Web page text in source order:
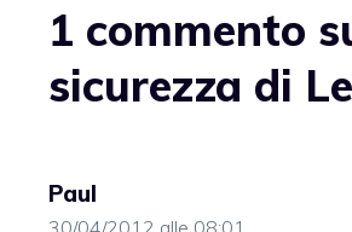
1 commento
sicurezza di
Paul
30/04/2012 alle 08:01